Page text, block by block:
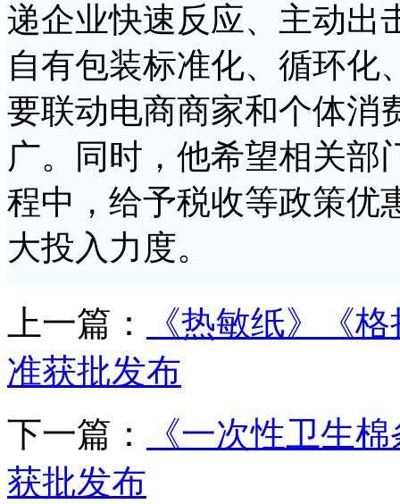
递企业快速反应、主动出
自有包装标准化、循环化
要联动电商商家和个体消
广。同时，他希望相关部
程中，给予税收等政策优
大投入力度。
上一篇：
《热敏纸》《
准获批发布
下一篇：
《一次性卫生
获批发布